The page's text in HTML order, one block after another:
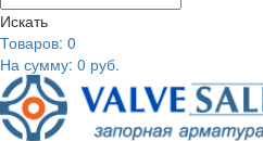
Искать
Товаров: 0
На сумму: 0 руб.